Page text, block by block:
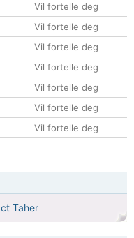
Vil fortelle deg
Vil fortelle deg
Vil fortelle deg
Vil fortelle deg
Vil fortelle deg
Vil fortelle deg
Vil fortelle deg
Taher